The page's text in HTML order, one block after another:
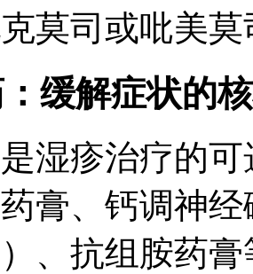
莫司或吡美
缓解症状的
湿疹治疗的
膏、钙调神
、抗组胺药